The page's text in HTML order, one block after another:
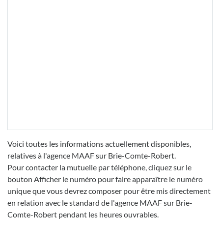
Voici toutes les informations actuellement disponibles,
relatives à l'agence MAAF sur Brie-Comte-Robert.
Pour contacter la mutuelle par téléphone, cliquez sur le
bouton Afficher le numéro pour faire apparaître le numéro
unique que vous devrez composer pour être mis directement
en relation avec le standard de l'agence MAAF sur Brie-
Comte-Robert pendant les heures ouvrables.